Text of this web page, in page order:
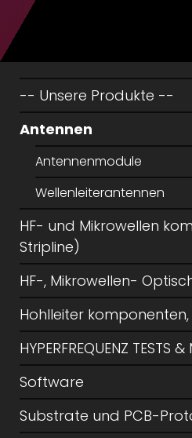
-- Unsere Produkte --
Antennen
Antennenmodule
Wellenleiterantennen
HF- und Mikrowellen
Stripline)
HF-, Mikrowellen-
Hohlleiter
HYPERFREQUENZ TESTS &
Software
Substrate und PCB-